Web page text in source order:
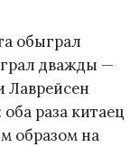
обыграл
дважды —
Лаврейсен
раза китаец
образом на